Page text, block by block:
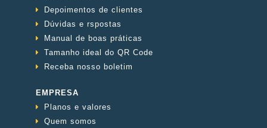
Depoimentos de clientes
Dúvidas e rspostas
Manual de boas práticas
Tamanho ideal do QR Code
Receba nosso boletim
EMPRESA
Planos e valores
Quem somos